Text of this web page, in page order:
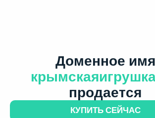
Доменное имя
продается
КУПИТЬ СЕЙЧАС